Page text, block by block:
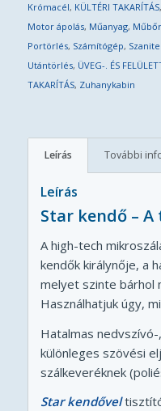
Krómacél, KÜLTÉRI TAKARÍTÁS,
Motor ápolás, Műanyag, Műbőr
Portörlés, Számítógép,
Utántörlés, ÜVEG-. ÉS
TAKARÍTÁS, Zuhanykabin
Leírás További
Leírás
Star kendő –
A high-tech
kendők királynője, a
melyet szinte bárhol
Használhatjuk úgy,
Hatalmas
különleges szövési
szálkeveréknek
Star kendővel